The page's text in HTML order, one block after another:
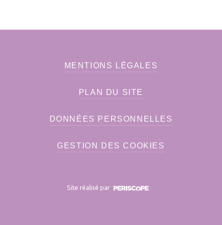
MENTIONS LÉGALES
PLAN DU SITE
DONNÉES PERSONNELLES
GESTION DES COOKIES
Site réalisé par